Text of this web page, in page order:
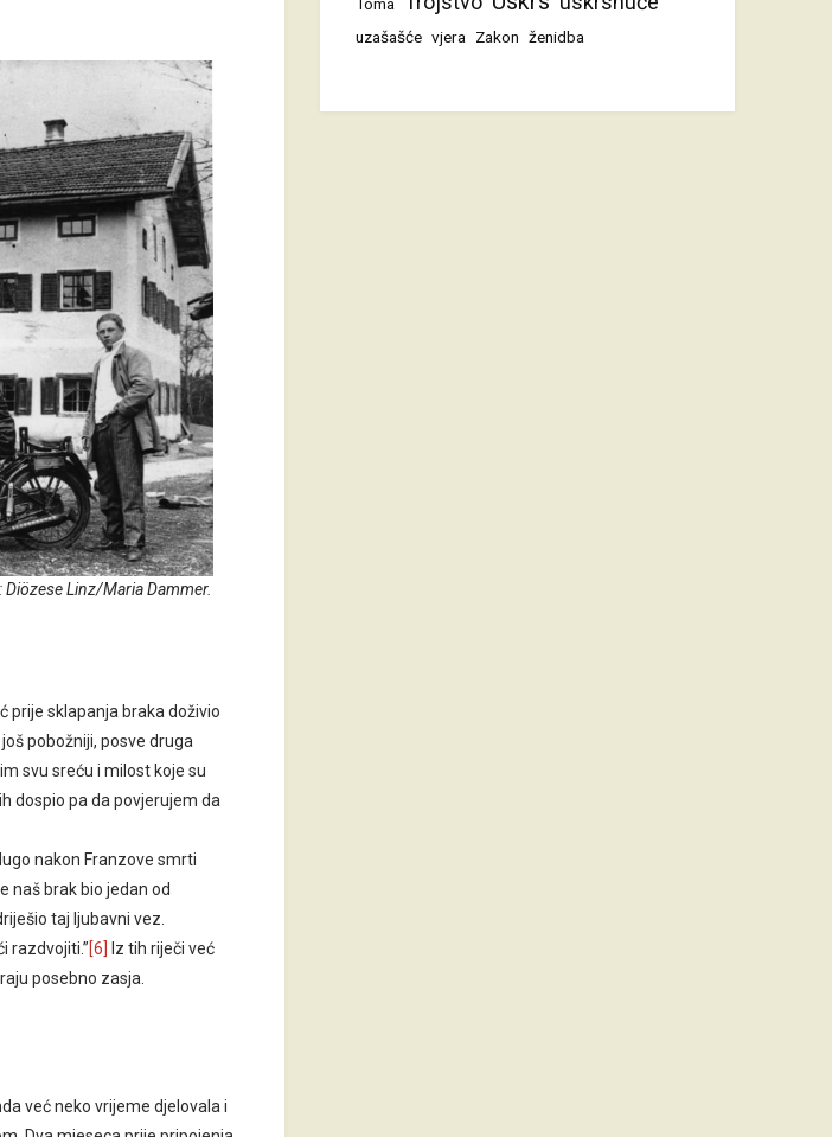
Linz/Maria Dammer.
prije sklapanja braka doživio
pobožniji, posve druga
svu sreću i milost koje su
dospio pa da povjerujem da
nakon Franzove smrti
naš brak bio jedan od
taj ljubavni vez.
razdvojiti.”[6] Iz tih riječi već
posebno zasja.
već neko vrijeme djelovala i
uzašašće vjera Zakon ženidba